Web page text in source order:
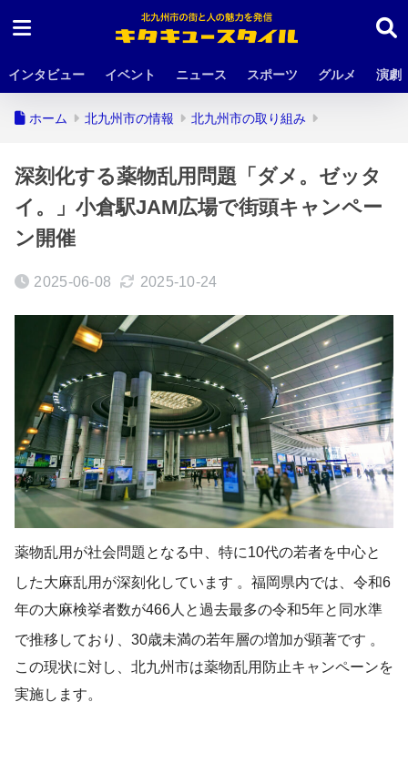
インタビュー イベント ニュース スポーツ グルメ 演劇
ホーム 北九州市の情報 北九州市の取り組み
深刻化する薬物乱用問題「ダメ。ゼッタ
イ。」小倉駅JAM広場で街頭キャンペー
ン開催
2025-06-08 2025-10-24
薬物乱用が社会問題となる中、特に10代の若者を中心と
した大麻乱用が深刻化しています 。福岡県内では、令和6
年の大麻検挙者数が466人と過去最多の令和5年と同水準
で推移しており、30歳未満の若年層の増加が顕著です 。
この現状に対し、北九州市は薬物乱用防止キャンペーンを
実施します。